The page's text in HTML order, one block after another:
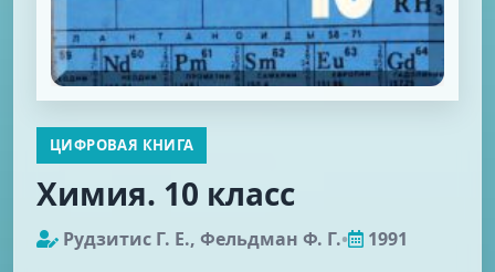
ЦИФРОВАЯ КНИГА
Химия. 10 класс
Рудзитис Г. Е., Фельдман Ф. Г.• 1991